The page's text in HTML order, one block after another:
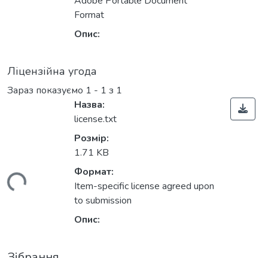
Format
Опис:
Ліцензійна угода
Зараз показуємо 1 - 1 з 1
Назва:
license.txt
Розмір:
1.71 KB
Формат:
Item-specific license agreed upon
to submission
Опис: